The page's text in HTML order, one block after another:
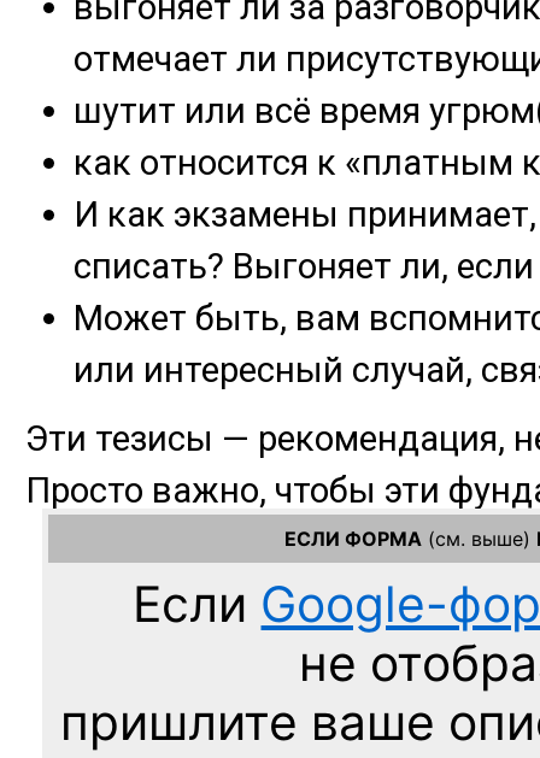
ЕСЛИ ФОРМА (см. выше)
Если Google-
не
пришлите ваше